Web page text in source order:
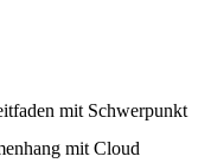
mit Schwerpunkt
mit Cloud